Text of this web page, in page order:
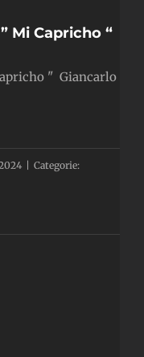
Mi Capricho “
" Giancarlo
Categorie: